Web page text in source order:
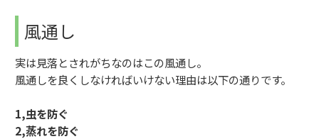
風通し
実は見落とされがちなのはこの風通し。
風通しを良くしなければいけない理由は以下の通りです。
1,虫を防ぐ
2,蒸れを防ぐ